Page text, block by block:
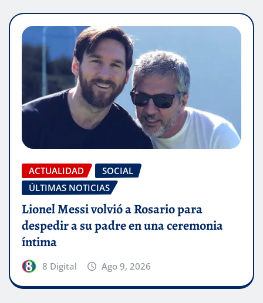
ACTUALIDAD
SOCIAL
ÚLTIMAS NOTICIAS
Lionel Messi volvió a Rosario para
despedir a su padre en una ceremonia
íntima
8 Digital Ago 9, 2026